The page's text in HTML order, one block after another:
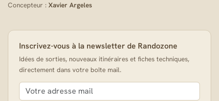
Concepteur : Xavier Argeles
Inscrivez-vous à la newsletter de Randozone
Idées de sorties, nouveaux itinéraires et fiches techniques,
directement dans votre boîte mail.